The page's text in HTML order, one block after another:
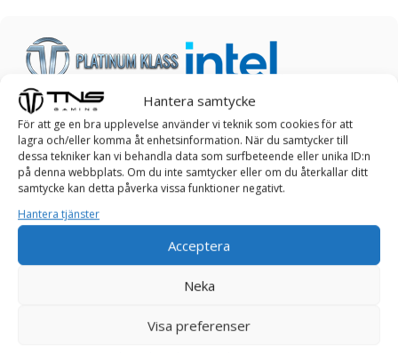
Hantera samtycke
För att ge en bra upplevelse använder vi teknik som cookies för att
lagra och/eller komma åt enhetsinformation. När du samtycker till
dessa tekniker kan vi behandla data som surfbeteende eller unika ID:n
på denna webbplats. Om du inte samtycker eller om du återkallar ditt
samtycke kan detta påverka vissa funktioner negativt.
Hantera tjänster
Acceptera
Neka
Visa preferenser
COLD SPELDATOR
Ta kontroll över spelet: Upplev estetik och
skönhet med vårCOLD SPELDATOR!
De mest krävande och passionerade gamers väljer en
COLD speldator. Den är utvecklad för att leverera extrem
prestanda med maximal grafik, kraft och flexibilitet. Om du
vill spela de senaste spelen på högsta inställningar och
det perfekta valet för dig.